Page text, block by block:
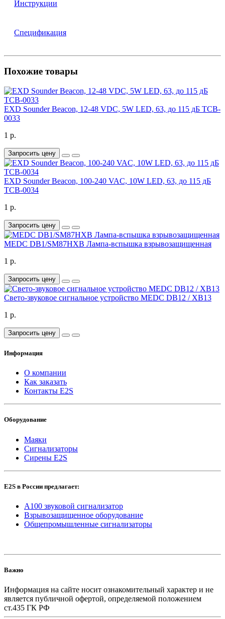
Инструкции
Спецификация
Похожие товары
EXD Sounder Beacon, 12-48 VDC, 5W LED, 63, до 115 дБ TCB-
0033
1 р.
Запросить цену
EXD Sounder Beacon, 100-240 VAC, 10W LED, 63, до 115 дБ
TCB-0034
1 р.
Запросить цену
MEDC DB1/SM87HXB Лампа-вспышка взрывозащищенная
1 р.
Запросить цену
Свето-звуковое сигнальное устройство MEDC DB12 / XB13
1 р.
Запросить цену
Информация
О компании
Как заказать
Контакты E2S
Оборудование
Маяки
Сигнализаторы
Сирены E2S
E2S в России предлагает:
A100 звуковой сигнализатор
Взрывозащищенное оборудование
Общепромышленные сигнализаторы
Важно
Информация на сайте носит ознакомительный характер и не
является публичной офертой, определяемой положением
ст.435 ГК РФ